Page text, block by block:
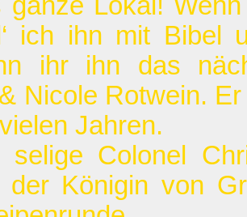
ganze Lokal!
ich ihn mit Bibel
ihr ihn das
Nicole Rotwein.
Jahren.
selige Colonel
der Königin von